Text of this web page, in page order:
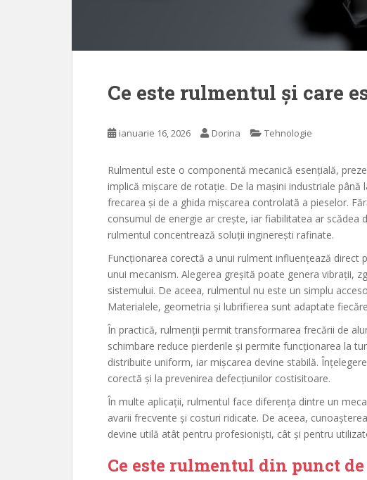
Ce este rulmentul și care
ianuarie 16, 2026 Dorina Tehnologie
Rulmentul este o componentă mecanică esențială,
implică mișcare de rotație. De la mașini industriale până
frecarea și de a ghida mișcarea controlată a pieselor.
consumul de energie ar crește, iar fiabilitatea ar scădea
rulmentul concentrează soluții inginerești rafinate.
Funcționarea corectă a unui rulment influențează direct
unui mecanism. Alegerea greșită poate genera vibrații,
sistemului. De aceea, rulmentul nu este un simplu
Materialele, geometria și lubrifierea sunt adaptate
În practică, rulmenții permit transformarea frecării de
schimbare reduce pierderile și permite funcționarea la
distribuite uniform, iar mișcarea devine stabilă.
corectă și la prevenirea defecțiunilor costisitoare.
În multe aplicații, rulmentul face diferența dintre un
avarii frecvente și costuri ridicate. De aceea,
devine utilă atât pentru profesioniști, cât și pentru
Ce este rulmentul din punct